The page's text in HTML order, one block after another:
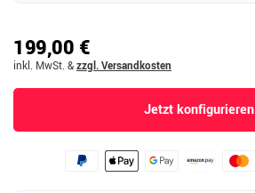
199,00 €
inkl. MwSt. &zzgl. Versandkosten
Jetzt konfigurieren